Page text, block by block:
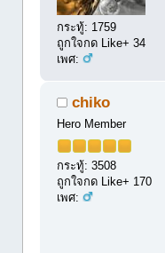
กระทู้: 1759
ถูกใจกด Like+ 34
เพศ:
chiko
Hero Member
กระทู้: 3508
ถูกใจกด Like+ 170
เพศ: